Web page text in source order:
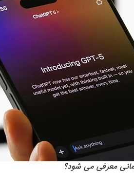
معرفی می شود؟